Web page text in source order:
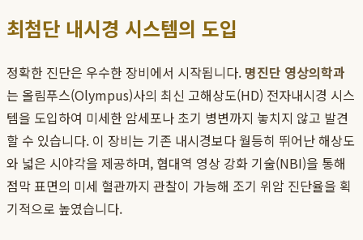
최첨단 내시경 시스템의 도입
정확한 진단은 우수한 장비에서 시작됩니다. 명진단 영상의학과
는 올림푸스(Olympus)사의 최신 고해상도(HD) 전자내시경 시스
템을 도입하여 미세한 암세포나 초기 병변까지 놓치지 않고 발견
할 수 있습니다. 이 장비는 기존 내시경보다 월등히 뛰어난 해상도
와 넓은 시야각을 제공하며, 협대역 영상 강화 기술(NBI)을 통해
점막 표면의 미세 혈관까지 관찰이 가능해 조기 위암 진단율을 획
기적으로 높였습니다.